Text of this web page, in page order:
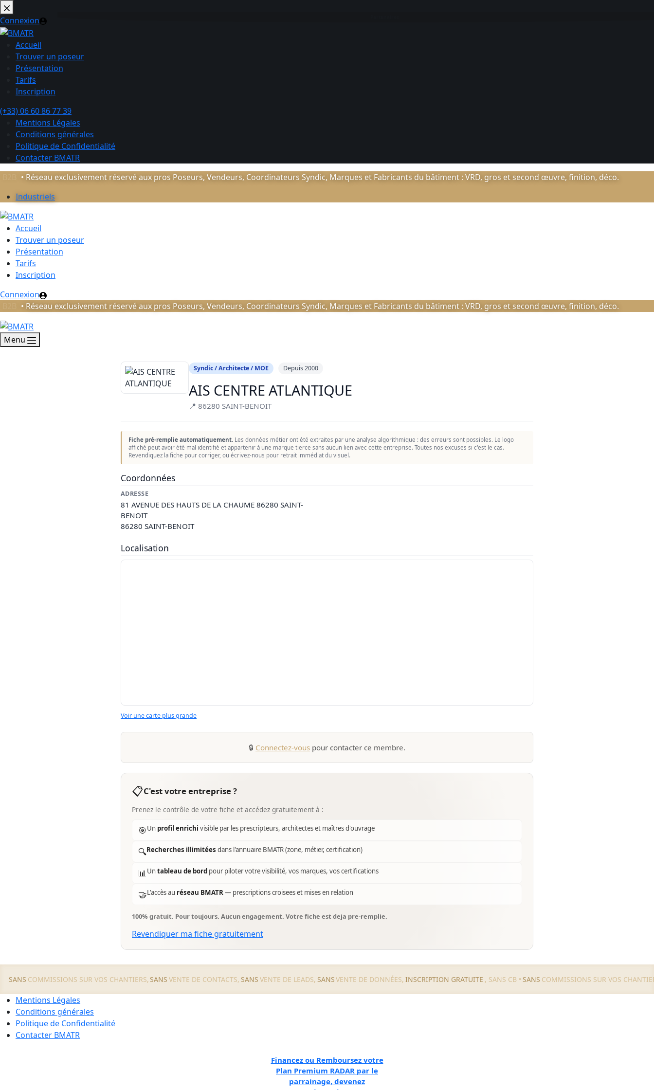
Passer
au
contenu
Connexion
Accueil
Trouver un poseur
Présentation
Tarifs
Inscription
(+33) 06 60 86 77 39
Mentions Légales
Conditions générales
Politique de Confidentialité
Contacter BMATR
• Réseau exclusivement réservé aux pros Poseurs, Vendeurs, Coordinateurs Syndic, Marques et Fabricants du bâtiment : VRD, gros et second œuvre, finition, déco.
Industriels
Accueil
Trouver un poseur
Présentation
Tarifs
Inscription
Connexion
• Réseau exclusivement réservé aux pros Poseurs, Vendeurs, Coordinateurs Syndic, Marques et Fabricants du bâtiment : VRD, gros et second œuvre, finition, déco.
Menu
Syndic / Architecte / MOE Depuis 2000
AIS CENTRE ATLANTIQUE
📍 86280 SAINT-BENOIT
Fiche pré-remplie automatiquement. Les données métier ont été extraites par une analyse algorithmique : des erreurs sont possibles. Le logo
affiché peut avoir été mal identifié et appartenir à une marque tierce sans aucun lien avec cette entreprise. Toutes nos excuses si c'est le cas.
Revendiquez la fiche pour corriger, ou écrivez-nous pour retrait immédiat du visuel.
Coordonnées
ADRESSE
81 AVENUE DES HAUTS DE LA CHAUME 86280 SAINT-
BENOIT
86280 SAINT-BENOIT
Localisation
Voir une carte plus grande
🔒 Connectez-vous pour contacter ce membre.
📋C'est votre entreprise ?
Prenez le contrôle de votre fiche et accédez gratuitement à :
🎯Un profil enrichi visible par les prescripteurs, architectes et maîtres d'ouvrage
🔍Recherches illimitées dans l'annuaire BMATR (zone, métier, certification)
📊Untableau de bord pour piloter votre visibilité, vos marques, vos certifications
🤝L'accès au réseau BMATR— prescriptions croisees et mises en relation
100% gratuit. Pour toujours. Aucun engagement. Votre fiche est deja pre-remplie.
Revendiquer ma fiche gratuitement
SANS COMMISSIONS SUR VOS CHANTIERS, SANS VENTE DE CONTACTS, SANS VENTE DE LEADS, SANSVENTE DE DONNÉES, INSCRIPTION GRATUITE , SANS CB • SANS COMMISSIONS SUR VOS
Mentions Légales
Conditions générales
Politique de Confidentialité
Contacter BMATR
Financez ou Remboursez votre
Plan Premium RADAR par le
parrainage, devenez